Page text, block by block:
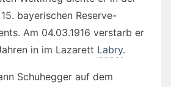
bayerischen Reserve-
Am 04.03.1916 verstarb er
in im Lazarett Labry.
Schuhegger auf dem